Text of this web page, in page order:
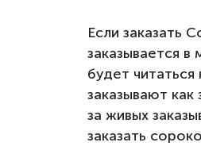
Если заказать
заказывается
будет
заказывают
за живых
заказать